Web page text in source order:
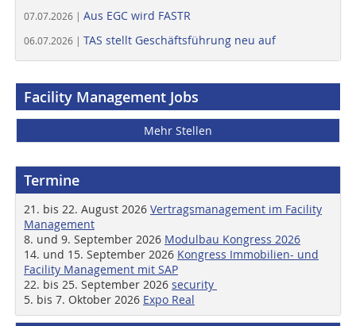
07.07.2026 | Aus EGC wird FASTR
06.07.2026 | TAS stellt Geschäftsführung neu auf
Facility Management Jobs
Mehr Stellen
Termine
21. bis 22. August 2026 Vertragsmanagement im Facility
Management
8. und 9. September 2026 Modulbau Kongress 2026
14. und 15. September 2026 Kongress Immobilien- und
Facility Management mit SAP
22. bis 25. September 2026 security
5. bis 7. Oktober 2026 Expo Real